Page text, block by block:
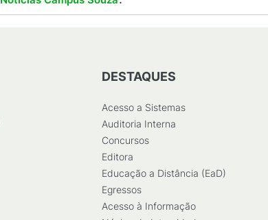
DESTAQUES
Acesso a Sistemas
Auditoria Interna
Concursos
Editora
Educação a Distância (EaD)
Egressos
Acesso à Informação